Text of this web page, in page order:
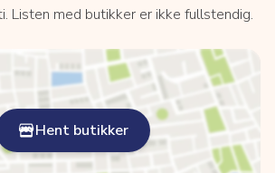
Listen med butikker er ikke fullstendig.
Hent butikker